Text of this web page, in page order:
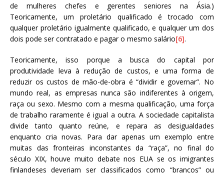
de mulheres chefes e gerentes seniores na Ásia.)
Teoricamente, um proletário qualificado é trocado com
qualquer proletário igualmente qualificado, e qualquer um dos
dois pode ser contratado e pagar o mesmo salário[6].
Teoricamente, isso porque a busca do capital por
produtividade leva à redução de custos, e uma forma de
reduzir os custos de mão-de-obra é “dividir e governar”. No
mundo real, as empresas nunca são indiferentes à origem,
raça ou sexo. Mesmo com a mesma qualificação, uma força
de trabalho raramente é igual a outra. A sociedade capitalista
divide tanto quanto reúne, e repara as desigualdades
enquanto cria novas. Para dar apenas um exemplo entre
muitas das fronteiras inconstantes da “raça”, no final do
século XIX, houve muito debate nos EUA se os imigrantes
finlandeses deveriam ser classificados como “brancos” ou